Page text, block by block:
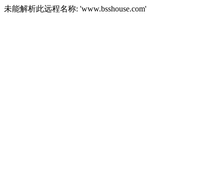
未能解析此远程名称: 'www.bsshouse.com'